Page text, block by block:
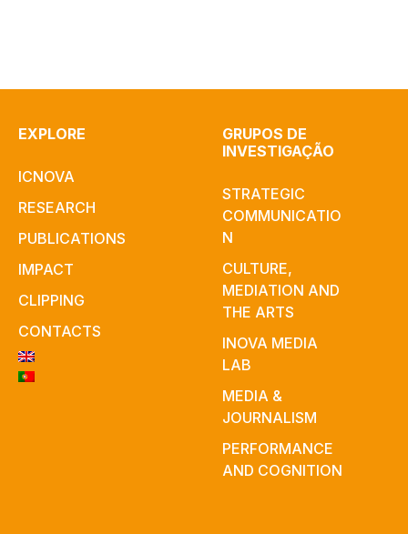
EXPLORE
ICNOVA
RESEARCH
PUBLICATIONS
IMPACT
CLIPPING
CONTACTS
GRUPOS DE
INVESTIGAÇÃO
STRATEGIC
COMMUNICATIO
N
CULTURE,
MEDIATION AND
THE ARTS
INOVA MEDIA
LAB
MEDIA &
JOURNALISM
PERFORMANCE
AND COGNITION